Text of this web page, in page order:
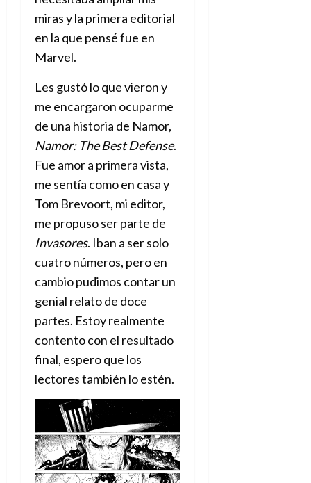
miras y la primera editorial
en la que pensé fue en
Marvel.
Les gustó lo que vieron y
me encargaron ocuparme
de una historia de Namor,
Namor: The Best Defense.
Fue amor a primera vista,
me sentía como en casa y
Tom Brevoort, mi editor,
me propuso ser parte de
Invasores. Iban a ser solo
cuatro números, pero en
cambio pudimos contar un
genial relato de doce
partes. Estoy realmente
contento con el resultado
final, espero que los
lectores también lo estén.